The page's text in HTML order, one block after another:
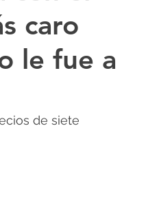
caro
le fue a
de siete